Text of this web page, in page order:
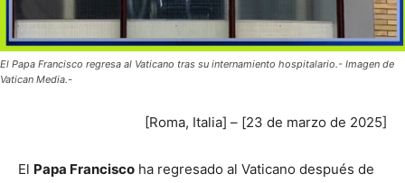
El Papa Francisco regresa al Vaticano tras su internamiento hospitalario.- Imagen de
Vatican Media.-
[Roma, Italia] – [23 de marzo de 2025]
El Papa Francisco ha regresado al Vaticano después de